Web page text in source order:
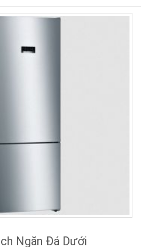
Ngăn Đá Dưới